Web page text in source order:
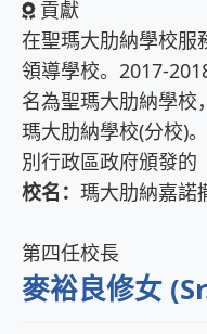
貢獻
在聖瑪大肋納學校服
領導學校。2017-
名為聖瑪大肋納學校
瑪大肋納學校(分校)
別行政區政府頒發的
校名： 瑪大肋納嘉諾
第四任校長
麥裕良修女